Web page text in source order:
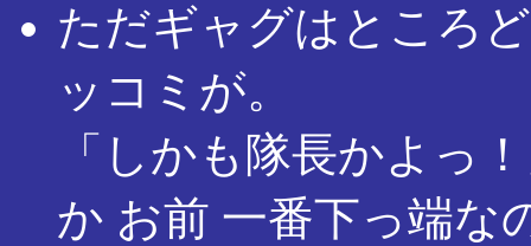
ただギャグはところ
ッコミが。
「しかも隊長かよっ
か お前 一番下っ端